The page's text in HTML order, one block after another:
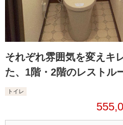
それぞれ雰囲気を変えキ
た、1階・2階のレストル
トイレ